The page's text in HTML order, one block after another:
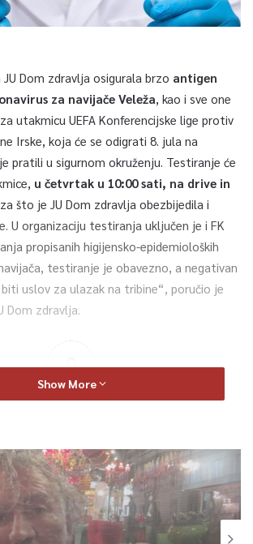
Dom zdravlja osigurala brzo antigen
za navijače Veleža , kao i sve one
utakmicu UEFA Konferencijske lige protiv
Irske, koja će se odigrati 8. jula na
pratili u sigurnom okruženju. Testiranje će
u četvrtak u 10:00 sati, na drive in
za što je JU Dom zdravlja obezbijedila i
U organizaciju testiranja uključen je i FK
propisanih higijensko-epidemioloških
testiranje je obavezno, a negativan
uslov za ulazak na tribine“, poručio je
Dom zdravlja.
0
Article Rating
Show More